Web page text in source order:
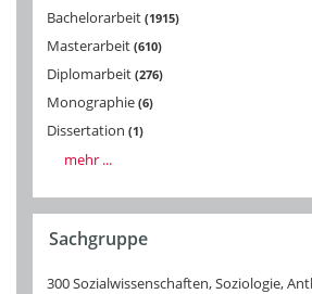
Bachelorarbeit 1915
Masterarbeit 610
Diplomarbeit 276
Monographie 6
Dissertation 1
mehr ...
Sachgruppe
300 Sozialwissenschaften, Soziologie,